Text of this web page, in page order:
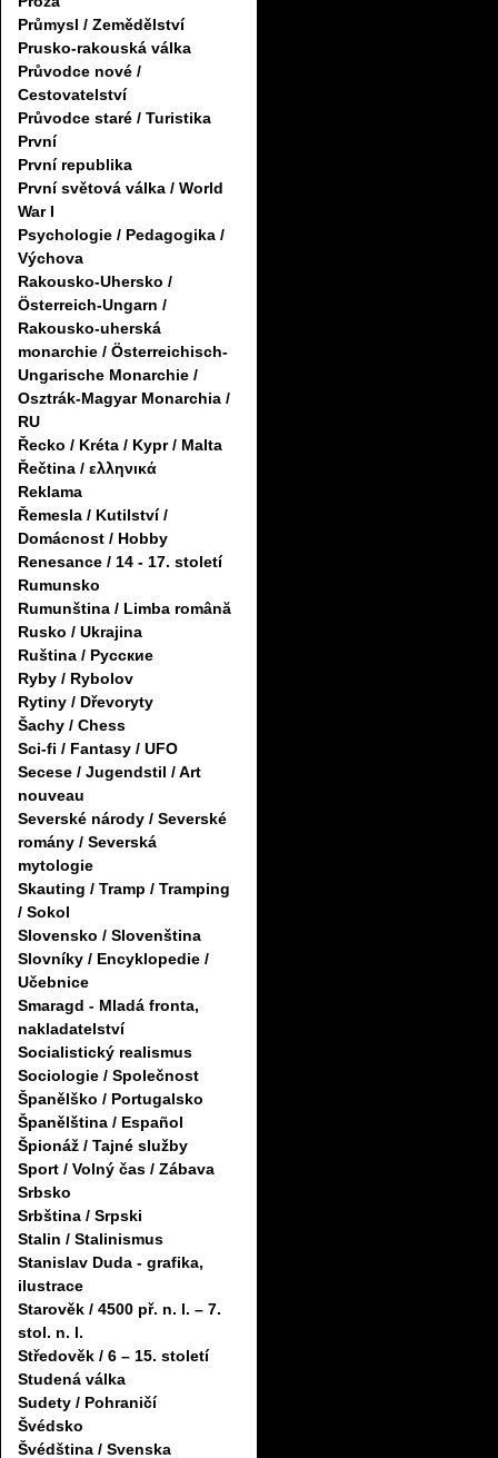
Průmysl / Zemědělství
Prusko-rakouská válka
Průvodce nové /
Cestovatelství
Průvodce staré / Turistika
První
První republika
První světová válka / World
War I
Psychologie / Pedagogika /
Výchova
Rakousko-Uhersko /
Österreich-Ungarn /
Rakousko-uherská
monarchie / Österreichisch-
Ungarische Monarchie /
Osztrák-Magyar Monarchia /
RU
Řecko / Kréta / Kypr / Malta
Řečtina / ελληνικά
Reklama
Řemesla / Kutilství /
Domácnost / Hobby
Renesance / 14 - 17. století
Rumunsko
Rumunština / Limba română
Rusko / Ukrajina
Ruština / Русские
Ryby / Rybolov
Rytiny / Dřevoryty
Šachy / Chess
Sci-fi / Fantasy / UFO
Secese / Jugendstil / Art
nouveau
Severské národy / Severské
romány / Severská
mytologie
Skauting / Tramp / Tramping
/ Sokol
Slovensko / Slovenština
Slovníky / Encyklopedie /
Učebnice
Smaragd - Mladá fronta,
nakladatelství
Socialistický realismus
Sociologie / Společnost
Španělško / Portugalsko
Španělština / Español
Špionáž / Tajné služby
Sport / Volný čas / Zábava
Srbsko
Srbština / Srpski
Stalin / Stalinismus
Stanislav Duda - grafika,
ilustrace
Starověk / 4500 př. n. l. – 7.
stol. n. l.
Středověk / 6 – 15. století
Studená válka
Sudety / Pohraničí
Švédsko
Švédština / Svenska